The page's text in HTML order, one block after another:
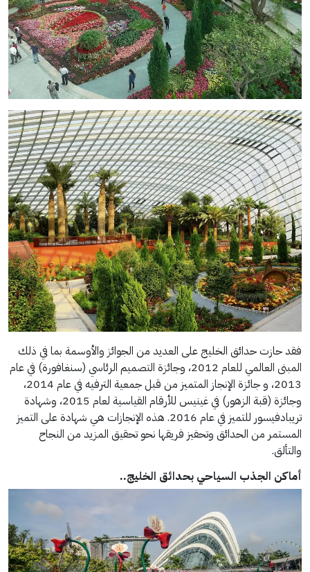
فقد حازت حدائق الخليج على العديد من الجوائز والأوسمة بما في ذلك
المبنى العالمي للعام 2012، وجائزة التصميم الرئاسي (سنغافورة) في عام
2013، و جائزة الإنجاز المتميز من قبل جمعية الترفيه في عام 2014،
وجائزة (قبة الزهور) في غينيس للأرقام القياسية لعام 2015، وشهادة
تريبادفيسور للتميز في عام 2016. هذه الإنجازات هي شهادة على التميز
المستمر من الحدائق وتحفيز فريقها نحو تحقيق المزيد من النجاح
والتألق.
أماكن الجذب السياحي بحدائق الخليج..